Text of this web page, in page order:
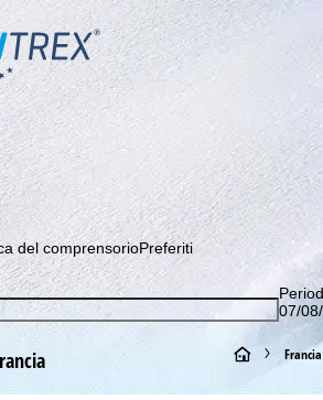
nostra Newsletter e sii tra i primi a
del comprensorioPreferiti
07/
H Francia